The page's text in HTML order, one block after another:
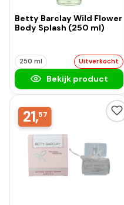
Betty Barclay Wild Flower
Body Splash (250 ml)
250 ml Uitverkocht
Bekijk product
21,57